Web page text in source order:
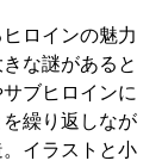
ロインの魅力
な謎があると
ブヒロインに
繰り返しなが
イラストと小